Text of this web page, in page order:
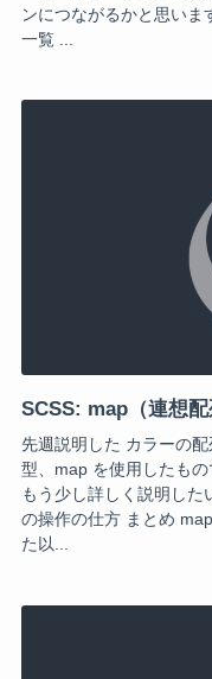
ンにつながるかと思い
一覧 ...
SCSS: map（連想
先週説明した カラーの
型、map を使用したもの
もう少し詳しく説明した
の操作の仕方 まとめ
た以...